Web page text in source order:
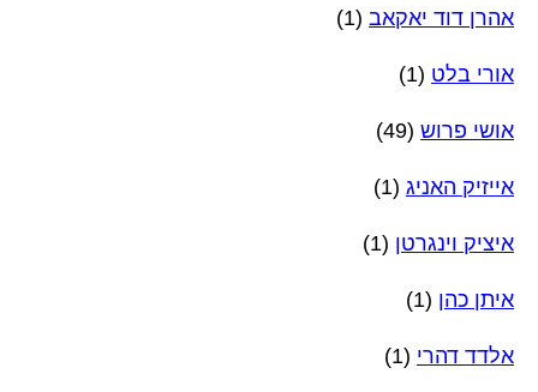
אהרן דוד יאקאב (1)
אורי בלט (1)
אושי פרוש (49)
אייזיק האניג (1)
איציק וינגרטן (1)
איתן כהן (1)
אלדד דהרי (1)